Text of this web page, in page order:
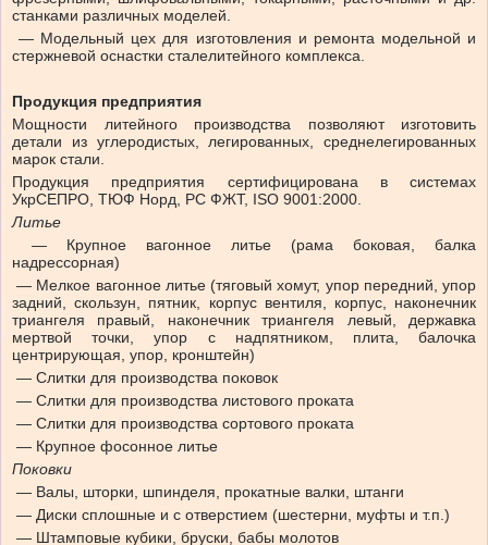
станками различных моделей.
— Модельный цех для изготовления и ремонта модельной и
стержневой оснастки сталелитейного комплекса.
Продукция предприятия
Мощности литейного производства позволяют изготовить
детали из углеродистых, легированных, среднелегированных
марок стали.
Продукция предприятия сертифицирована в системах
УкрСЕПРО, ТЮФ Норд, РС ФЖТ, ISO 9001:2000.
Литье
— Крупное вагонное литье (рама боковая, балка
надрессорная)
— Мелкое вагонное литье (тяговый хомут, упор передний, упор
задний, скользун, пятник, корпус вентиля, корпус, наконечник
триангеля правый, наконечник триангеля левый, державка
мертвой точки, упор с надпятником, плита, балочка
центрирующая, упор, кронштейн)
— Слитки для производства поковок
— Слитки для производства листового проката
— Слитки для производства сортового проката
— Крупное фосонное литье
Поковки
— Валы, шторки, шпинделя, прокатные валки, штанги
— Диски сплошные и с отверстием (шестерни, муфты и т.п.)
— Штамповые кубики, бруски, бабы молотов